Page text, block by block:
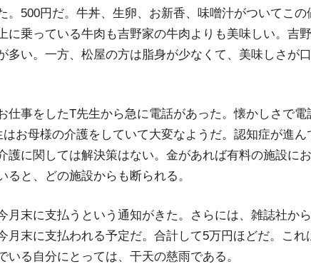
。500円だ。牛丼、生卵、お新香、味噌汁がついてこの
に乗っている牛肉も吉野家の牛肉よりも美味しい。吉
多い。一方、松屋の方は脂身が少なくて、美味しさが
仕事をしたT先生から急に電話があった。懐かしさで電
はお母様の介護をしていて大変なようだ。認知症が進ん
護に関しては解決策はない。金があれば有料の施設に
ると、どの施設からも断られる。
月末に支払うという通知がきた。さらには、雑誌社か
月末に支払われる予定だ。合計して5万円ほどだ。これ
いる自分にとっては、干天の慈雨である。